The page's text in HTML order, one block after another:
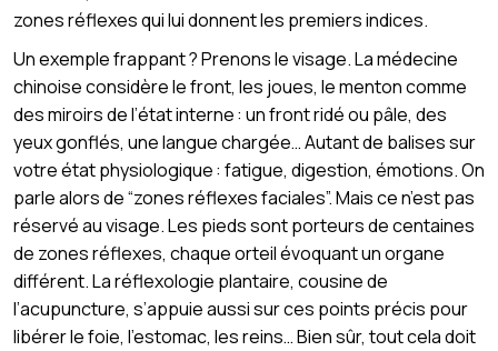
zones réflexes qui lui donnent les premiers indices.
Un exemple frappant ? Prenons le visage. La médecine
chinoise considère le front, les joues, le menton comme
des miroirs de l’état interne : un front ridé ou pâle, des
yeux gonflés, une langue chargée… Autant de balises sur
votre état physiologique : fatigue, digestion, émotions. On
parle alors de “zones réflexes faciales”. Mais ce n’est pas
réservé au visage. Les pieds sont porteurs de centaines
de zones réflexes, chaque orteil évoquant un organe
différent. La réflexologie plantaire, cousine de
l’acupuncture, s’appuie aussi sur ces points précis pour
libérer le foie, l’estomac, les reins… Bien sûr, tout cela doit